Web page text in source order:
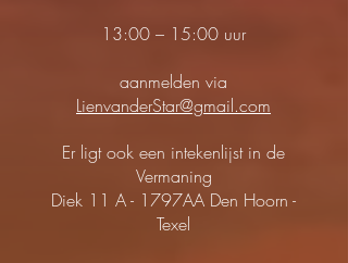
13:00 – 15:00 uur
aanmelden via
LienvanderStar@gmail.com
Er ligt ook een intekenlijst in de
Vermaning
Diek 11 A - 1797AA Den Hoorn -
Texel